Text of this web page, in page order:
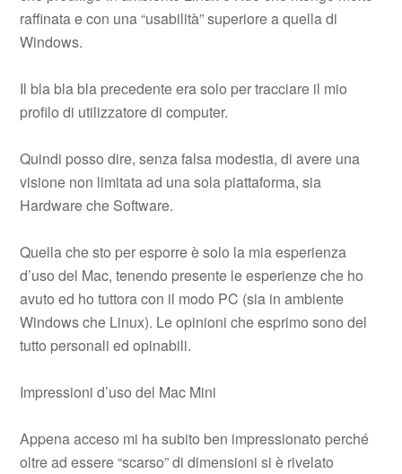
raffinata e con una “usabilità” superiore a quella di
Windows.
Il bla bla bla precedente era solo per tracciare il mio
profilo di utilizzatore di computer.
Quindi posso dire, senza falsa modestia, di avere una
visione non limitata ad una sola piattaforma, sia
Hardware che Software.
Quella che sto per esporre è solo la mia esperienza
d’uso del Mac, tenendo presente le esperienze che ho
avuto ed ho tuttora con il modo PC (sia in ambiente
Windows che Linux). Le opinioni che esprimo sono del
tutto personali ed opinabili.
Impressioni d’uso del Mac Mini
Appena acceso mi ha subito ben impressionato perché
oltre ad essere “scarso” di dimensioni si è rivelato